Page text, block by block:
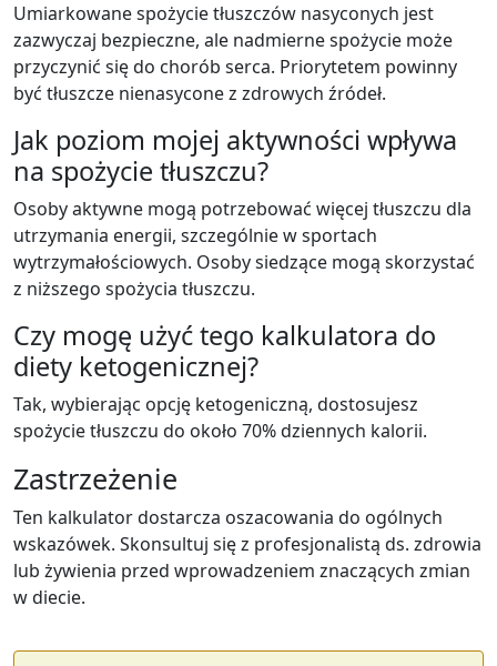
Umiarkowane spożycie tłuszczów nasyconych jest
zazwyczaj bezpieczne, ale nadmierne spożycie może
przyczynić się do chorób serca. Priorytetem powinny
być tłuszcze nienasycone z zdrowych źródeł.
Jak poziom mojej aktywności wpływa
na spożycie tłuszczu?
Osoby aktywne mogą potrzebować więcej tłuszczu dla
utrzymania energii, szczególnie w sportach
wytrzymałościowych. Osoby siedzące mogą skorzystać
z niższego spożycia tłuszczu.
Czy mogę użyć tego kalkulatora do
diety ketogenicznej?
Tak, wybierając opcję ketogeniczną, dostosujesz
spożycie tłuszczu do około 70% dziennych kalorii.
Zastrzeżenie
Ten kalkulator dostarcza oszacowania do ogólnych
wskazówek. Skonsultuj się z profesjonalistą ds. zdrowia
lub żywienia przed wprowadzeniem znaczących zmian
w diecie.